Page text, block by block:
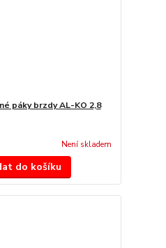
páky brzdy AL-KO 2,8
Není skladem
do košíku